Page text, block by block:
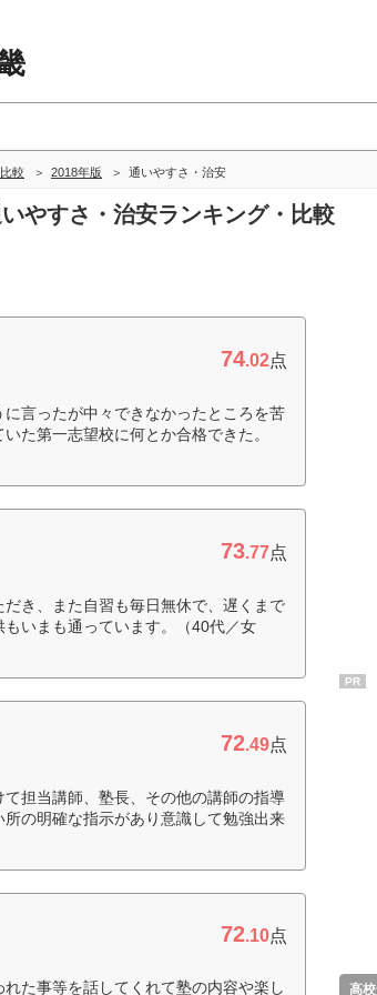
較 2018年版 通いやすさ・治安
やすさ・治安ランキング・比較
74.02点
言ったが中々できなかったところを苦
た第一志望校に何とか合格できた。
73.77点
き、また自習も毎日無休で、遅くまで
いまも通っています。（40代／女
72.49点
担当講師、塾長、その他の講師の指導
の明確な指示があり意識して勉強出来
72.10点
た事等を話してくれて塾の内容や楽し
PR
高